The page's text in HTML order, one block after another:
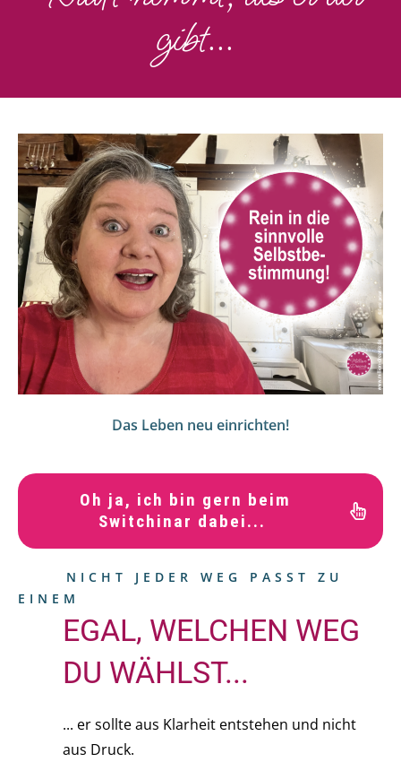
gibt...
Das Leben neu einrichten!
Oh ja, ich bin gern beim
Switchinar dabei...
NICHT JEDER WEG PASST ZU
EINEM
EGAL, WELCHEN WEG
DU WÄHLST...
... er sollte aus Klarheit entstehen und nicht
aus Druck.